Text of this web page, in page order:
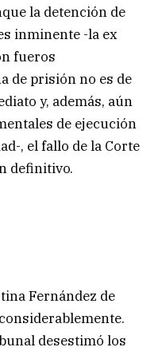
la detención de
inminente -la ex
fueros
de prisión no es de
y, además, aún
de ejecución
, el fallo de la Corte
definitivo.
Fernández de
desestimó los